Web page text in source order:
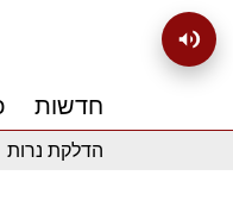
חדשות
הדלקת נרות